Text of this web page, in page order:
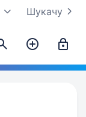
Шукачу